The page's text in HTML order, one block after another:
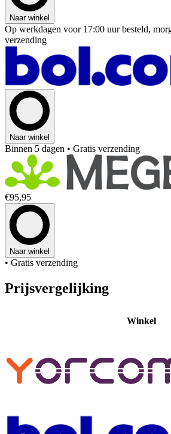
Naar winkel
Op werkdagen voor 17:00 uur besteld,
verzending
Naar winkel
Binnen 5 dagen • Gratis verzending
€95,95
Naar winkel
• Gratis verzending
Prijsvergelijking
Winkel